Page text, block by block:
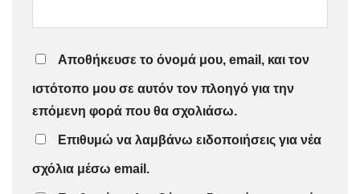
Αποθήκευσε το όνομά μου, email, και τον
ιστότοπο μου σε αυτόν τον πλοηγό για την
επόμενη φορά που θα σχολιάσω.
Επιθυμώ να λαμβάνω ειδοποιήσεις για νέα
σχόλια μέσω email.